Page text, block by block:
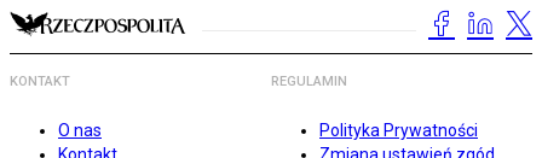
KONTAKT
O nas
REGULAMIN
Polityka Prywatności